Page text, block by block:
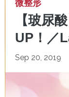
微整形
【玻尿
UP！／
Sep 20, 2019